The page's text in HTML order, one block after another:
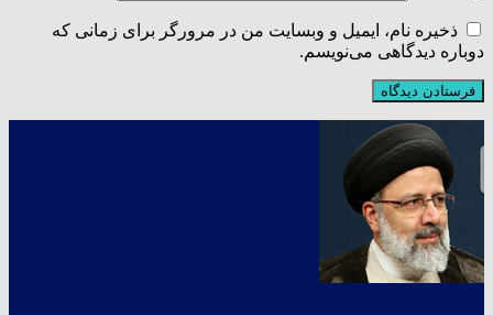
ذخیره نام، ایمیل و وبسایت من در مرورگر برای زمانی که
دوباره دیدگاهی می‌نویسم.